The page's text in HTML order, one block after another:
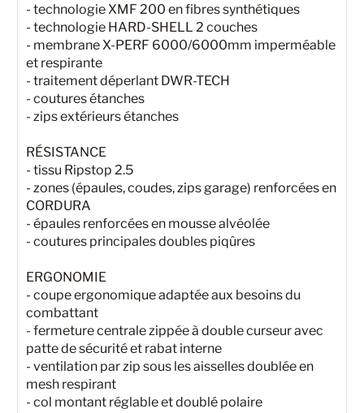
- technologie XMF 200 en fibres synthétiques
- technologie HARD-SHELL 2 couches
- membrane X-PERF 6000/6000mm imperméable
et respirante
- traitement déperlant DWR-TECH
- coutures étanches
- zips extérieurs étanches
RÉSISTANCE
- tissu Ripstop 2.5
- zones (épaules, coudes, zips garage) renforcées en
CORDURA
- épaules renforcées en mousse alvéolée
- coutures principales doubles piqûres
ERGONOMIE
- coupe ergonomique adaptée aux besoins du
combattant
- fermeture centrale zippée à double curseur avec
patte de sécurité et rabat interne
- ventilation par zip sous les aisselles doublée en
mesh respirant
- col montant réglable et doublé polaire